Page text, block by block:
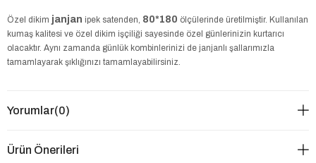
Özel dikim janjan ipek satenden, 80*180 ölçülerinde üretilmiştir. Kullanılan
kumaş kalitesi ve özel dikim işçiliği sayesinde özel günlerinizin kurtarıcı
olacaktır. Aynı zamanda günlük kombinlerinizi de janjanlı şallarımızla
tamamlayarak şıklığınızı tamamlayabilirsiniz.
Yorumlar(0)
Ürün Önerileri